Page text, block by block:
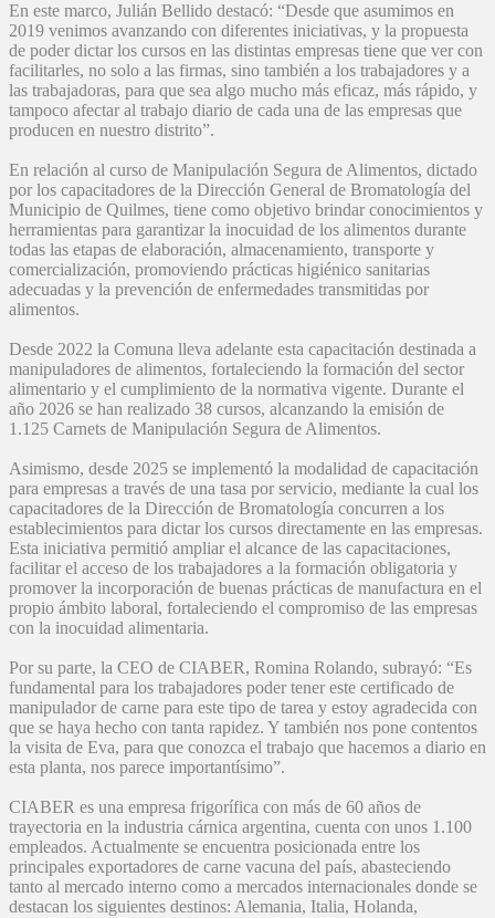
En este marco, Julián Bellido destacó: “Desde que asumimos en
2019 venimos avanzando con diferentes iniciativas, y la propuesta
de poder dictar los cursos en las distintas empresas tiene que ver con
facilitarles, no solo a las firmas, sino también a los trabajadores y a
las trabajadoras, para que sea algo mucho más eficaz, más rápido, y
tampoco afectar al trabajo diario de cada una de las empresas que
producen en nuestro distrito”.
En relación al curso de Manipulación Segura de Alimentos, dictado
por los capacitadores de la Dirección General de Bromatología del
Municipio de Quilmes, tiene como objetivo brindar conocimientos y
herramientas para garantizar la inocuidad de los alimentos durante
todas las etapas de elaboración, almacenamiento, transporte y
comercialización, promoviendo prácticas higiénico sanitarias
adecuadas y la prevención de enfermedades transmitidas por
alimentos.
Desde 2022 la Comuna lleva adelante esta capacitación destinada a
manipuladores de alimentos, fortaleciendo la formación del sector
alimentario y el cumplimiento de la normativa vigente. Durante el
año 2026 se han realizado 38 cursos, alcanzando la emisión de
1.125 Carnets de Manipulación Segura de Alimentos.
Asimismo, desde 2025 se implementó la modalidad de capacitación
para empresas a través de una tasa por servicio, mediante la cual los
capacitadores de la Dirección de Bromatología concurren a los
establecimientos para dictar los cursos directamente en las empresas.
Esta iniciativa permitió ampliar el alcance de las capacitaciones,
facilitar el acceso de los trabajadores a la formación obligatoria y
promover la incorporación de buenas prácticas de manufactura en el
propio ámbito laboral, fortaleciendo el compromiso de las empresas
con la inocuidad alimentaria.
Por su parte, la CEO de CIABER, Romina Rolando, subrayó: “Es
fundamental para los trabajadores poder tener este certificado de
manipulador de carne para este tipo de tarea y estoy agradecida con
que se haya hecho con tanta rapidez. Y también nos pone contentos
la visita de Eva, para que conozca el trabajo que hacemos a diario en
esta planta, nos parece importantísimo”.
CIABER es una empresa frigorífica con más de 60 años de
trayectoria en la industria cárnica argentina, cuenta con unos 1.100
empleados. Actualmente se encuentra posicionada entre los
principales exportadores de carne vacuna del país, abasteciendo
tanto al mercado interno como a mercados internacionales donde se
destacan los siguientes destinos: Alemania, Italia, Holanda,